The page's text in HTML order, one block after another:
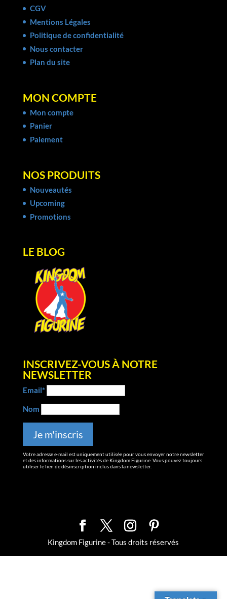
CGV
Mentions Légales
Politique de confidentialité
Nous contacter
Plan du site
MON COMPTE
Mon compte
Panier
Paiement
NOS PRODUITS
Nouveautés
Upcoming
Promotions
LE BLOG
INSCRIVEZ-VOUS À NOTRE
NEWSLETTER
Email*
Nom
Votre adresse e-mail est uniquement utilisée pour vous envoyer notre newsletter
et des informations sur les activités de Kingdom Figurine. Vous pouvez toujours
utiliser le lien de désinscription inclus dans la newsletter.
Kingdom Figurine - Tous droits réservés